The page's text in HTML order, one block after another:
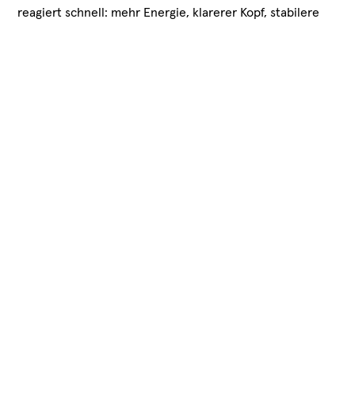
reagiert schnell: mehr Energie, klarerer Kopf, stabilere